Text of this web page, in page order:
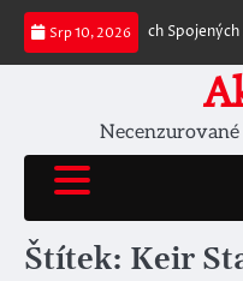
Skip
content
Srp 10, 2026
Po celých Spojených
Štítek: Keir